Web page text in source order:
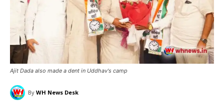
Ajit Dada also made a dent in Uddhav's camp
By WH News Desk